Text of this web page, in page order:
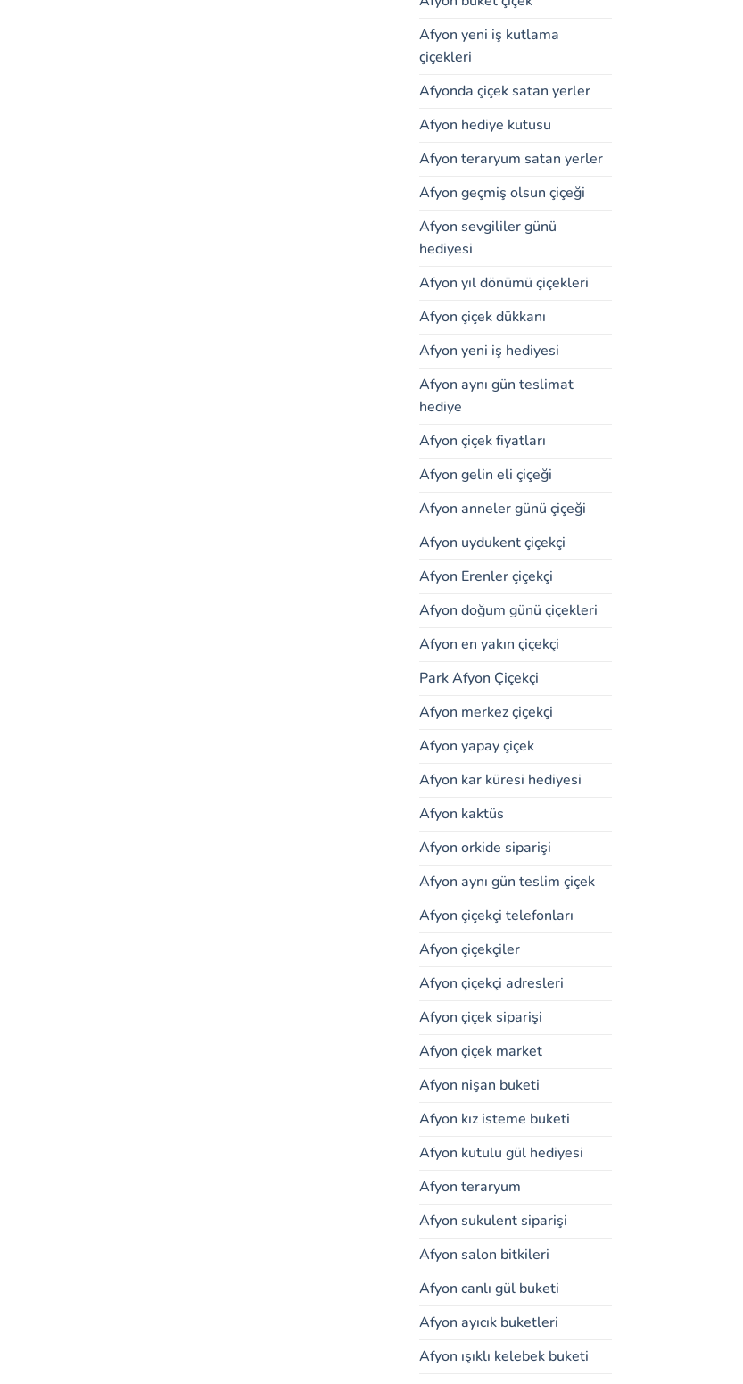
Afyon yeni iş kutlama
çiçekleri
Afyonda çiçek satan yerler
Afyon hediye kutusu
Afyon teraryum satan yerler
Afyon geçmiş olsun çiçeği
Afyon sevgililer günü
hediyesi
Afyon yıl dönümü çiçekleri
Afyon çiçek dükkanı
Afyon yeni iş hediyesi
Afyon aynı gün teslimat
hediye
Afyon çiçek fiyatları
Afyon gelin eli çiçeği
Afyon anneler günü çiçeği
Afyon uydukent çiçekçi
Afyon Erenler çiçekçi
Afyon doğum günü çiçekleri
Afyon en yakın çiçekçi
Park Afyon Çiçekçi
Afyon merkez çiçekçi
Afyon yapay çiçek
Afyon kar küresi hediyesi
Afyon kaktüs
Afyon orkide siparişi
Afyon aynı gün teslim çiçek
Afyon çiçekçi telefonları
Afyon çiçekçiler
Afyon çiçekçi adresleri
Afyon çiçek siparişi
Afyon çiçek market
Afyon nişan buketi
Afyon kız isteme buketi
Afyon kutulu gül hediyesi
Afyon teraryum
Afyon sukulent siparişi
Afyon salon bitkileri
Afyon canlı gül buketi
Afyon ayıcık buketleri
Afyon ışıklı kelebek buketi